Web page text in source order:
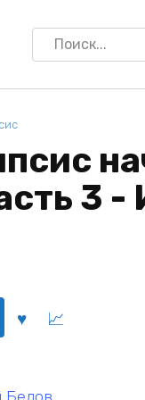
Search
for:
3 -
Белов